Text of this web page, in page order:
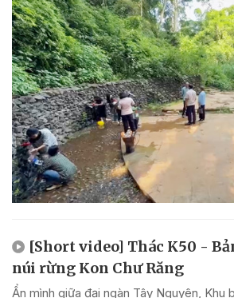
[Short video] Thác K50 -
núi rừng Kon Chư Răng
Ẩn mình giữa đại ngàn Tây Nguyên, Khu